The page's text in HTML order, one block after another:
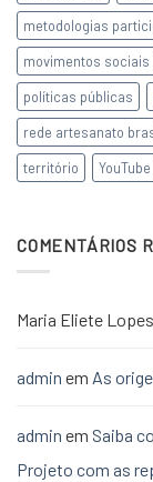
metodologias
movimentos sociais
políticas públicas
rede artesanato
território
YouTube
COMENTÁRIOS
Maria Eliete
admin em As
admin em Saiba
Projeto com as